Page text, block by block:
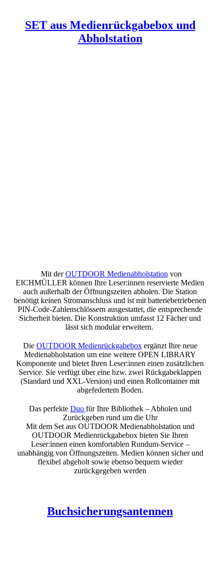
SET aus Medienrückgabebox und
Abholstation
Mit derOUTDOOR Medienabholstation von
EICHMÜLLER können Ihre Leser:innen reservierte Medien
auch außerhalb der Öffnungszeiten abholen. Die Station
benötigt keinen Stromanschluss und ist mit batteriebetriebenen
PIN-Code-Zahlenschlössern ausgestattet, die entsprechende
Sicherheit bieten. Die Konstruktion umfasst 12 Fächer und
lässt sich modular erweitern.
Die OUTDOOR Medienrückgabeboxergänzt Ihre neue
Medienabholstation um eine weitere OPEN LIBRARY
Komponente und bietet Ihren Leser:innen einen zusätzlichen
Service. Sie verfügt über eine bzw. zwei Rückgabeklappen
(Standard und XXL-Version) und einen Rollcontainer mit
abgefedertem Boden.
Das perfekte Duo für Ihre Bibliothek – Abholen und
Zurückgeben rund um die Uhr
Mit dem Set aus OUTDOOR Medienabholstation und
OUTDOOR Medienrückgabebox bieten Sie Ihren
Leser:innen einen komfortablen Rundum-Service –
unabhängig von Öffnungszeiten. Medien können sicher und
flexibel abgeholt sowie ebenso bequem wieder
zurückgegeben werden
Buchsicherungsantennen